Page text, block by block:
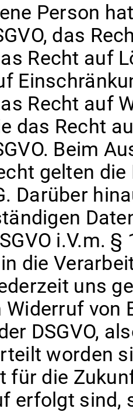
Person
das
Recht auf
Recht auf
das Recht
Beim
gelten
Darüber
i.V.m. §
die
uns
von
DSGVO,
worden
für die
erfolgt sind,